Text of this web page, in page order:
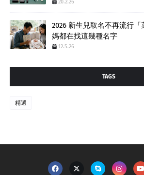
20.2.26
2026 新生兒取名不再流行
媽都在找這幾種名字
12.5.26
TAGS
精選